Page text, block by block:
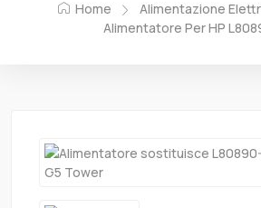
Home Alimentazione
Alimentatore Per HP